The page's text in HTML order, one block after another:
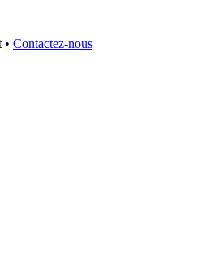
• Contactez-nous